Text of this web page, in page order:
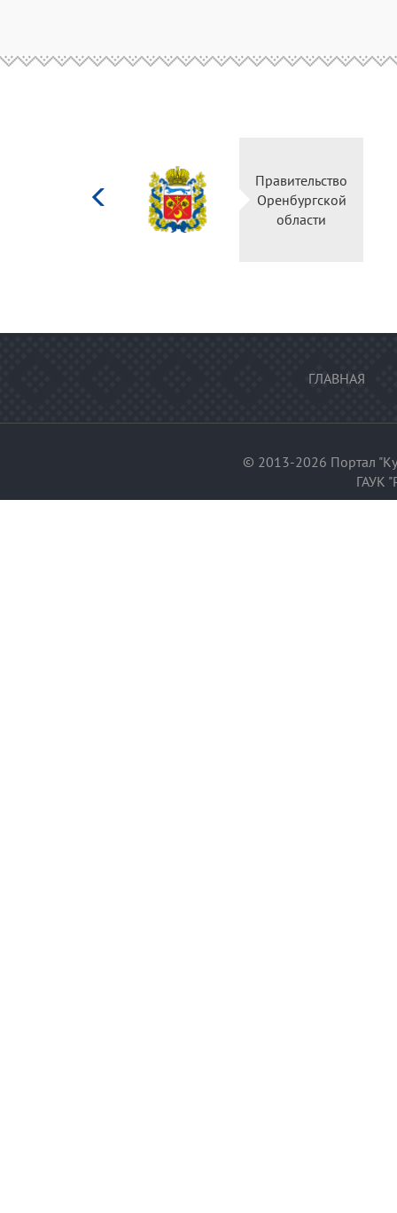
Правительство
Оренбургской
области
ГЛАВНАЯ
© 2013-2026 Портал
ГАУК